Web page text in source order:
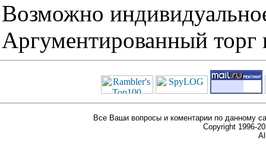
Возможно
Аргументированный торг
Все Ваши вопросы и коментарии по данному
Copyright 1996-